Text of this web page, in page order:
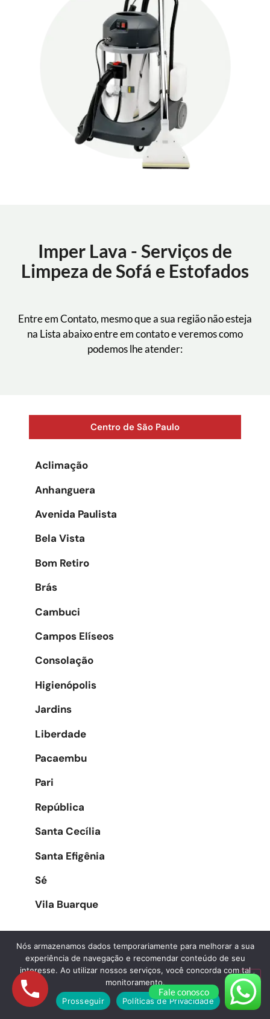
Imper Lava - Serviços de
Limpeza de Sofá e Estofados
Entre em Contato, mesmo que a sua região não esteja
na Lista abaixo entre em contato e veremos como
podemos lhe atender:
Centro de São Paulo
Aclimação
Anhanguera
Avenida Paulista
Bela Vista
Bom Retiro
Brás
Cambuci
Campos Elíseos
Consolação
Higienópolis
Jardins
Liberdade
Pacaembu
Pari
República
Santa Cecília
Santa Efigênia
Sé
Vila Buarque
Zona Oeste
Água Branca
Alphaville
Fale conosco
Nós armazenamos dados temporariamente para melhorar a sua
experiência de navegação e recomendar conteúdo de seu
interesse. Ao utilizar nossos serviços, você concorda com tal
monitoramento.
Prosseguir
Políticas de Privacidade